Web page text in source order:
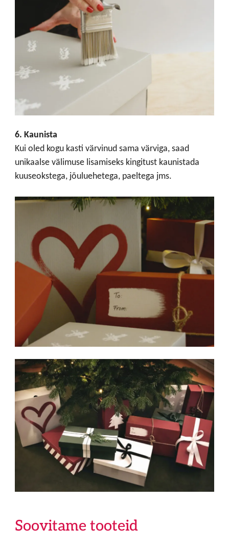
6. Kaunista
Kui oled kogu kasti värvinud sama värviga, saad
unikaalse välimuse lisamiseks kingitust kaunistada
kuuseokstega, jõuluehetega, paeltega jms.
Soovitame tooteid